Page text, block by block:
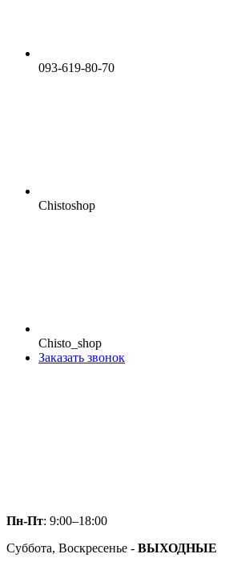
093-619-80-70
Chistoshop
Chisto_shop
Заказать звонок
Пн-Пт: 9:00–18:00
Суббота, Воскресенье - ВЫХОДНЫЕ